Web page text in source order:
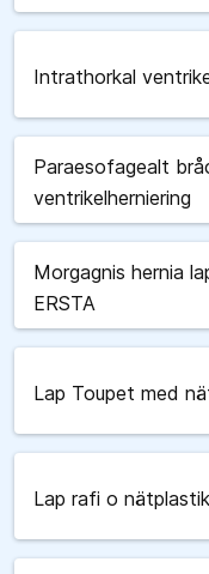
Intrathorkal
Paraesofagealt
ventrikelherniering
Morgagnis hernia
ERSTA
Lap Toupet med
Lap rafi o